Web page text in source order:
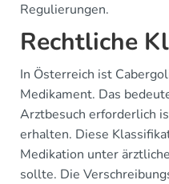
Regulierungen.
Rechtliche
In Österreich ist
Medikament. Das
Arztbesuch erforderlich
erhalten. Diese
Medikation unter
sollte. Die